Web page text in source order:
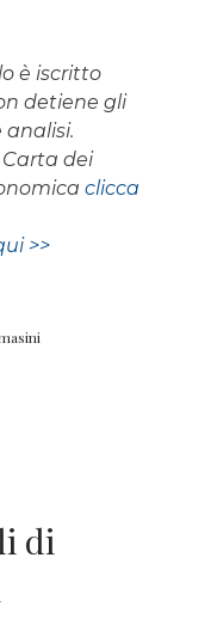
è iscritto
detiene gli
dei
clicca
>>
di